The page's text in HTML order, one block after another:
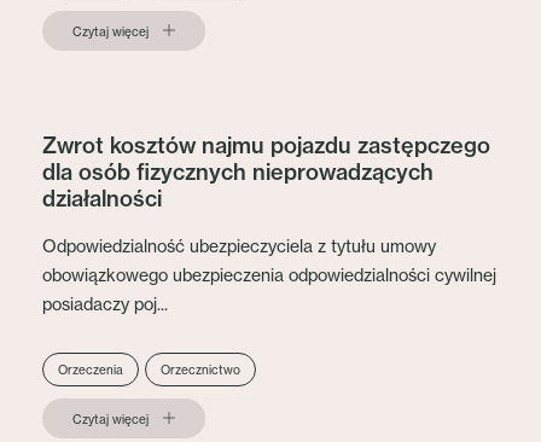
Czytaj więcej
Zwrot kosztów najmu pojazdu zastępczego
dla osób fizycznych nieprowadzących
działalności
Odpowiedzialność ubezpieczyciela z tytułu umowy
obowiązkowego ubezpieczenia odpowiedzialności cywilnej
posiadaczy poj...
Orzeczenia Orzecznictwo
Czytaj więcej